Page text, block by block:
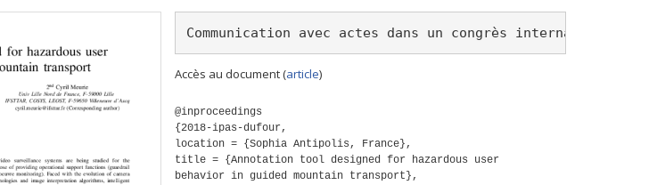
Communication avec actes dans un congrès international
Accès au document (article)
@inproceedings
{2018-ipas-dufour,
location = {Sophia Antipolis, France},
title = {Annotation tool designed for hazardous user
behavior in guided mountain transport},